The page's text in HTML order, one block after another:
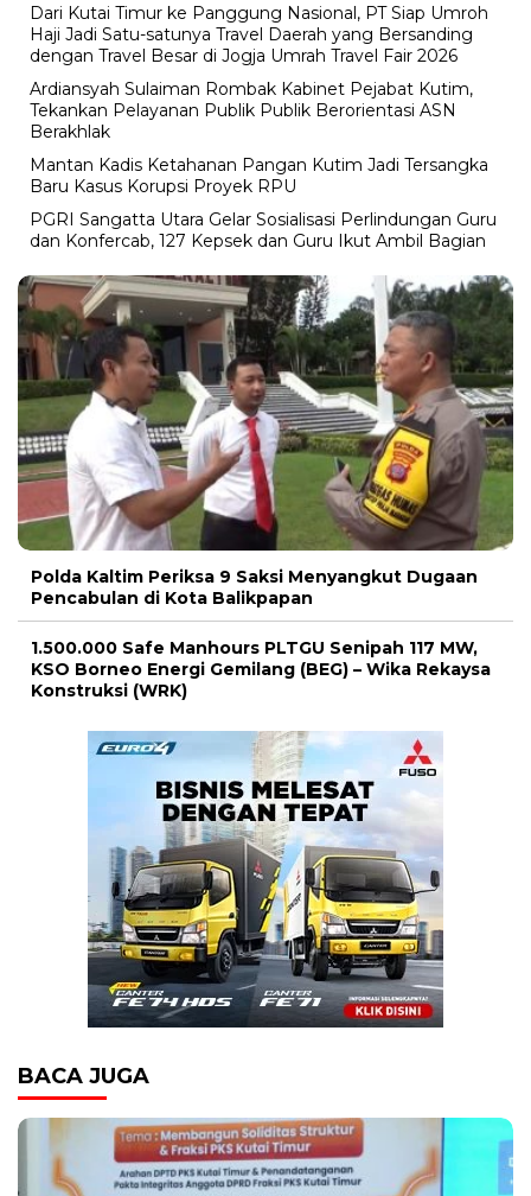
Dari Kutai Timur ke Panggung Nasional, PT Siap Umroh
Haji Jadi Satu-satunya Travel Daerah yang Bersanding
dengan Travel Besar di Jogja Umrah Travel Fair 2026
Ardiansyah Sulaiman Rombak Kabinet Pejabat Kutim,
Tekankan Pelayanan Publik Publik Berorientasi ASN
Berakhlak
Mantan Kadis Ketahanan Pangan Kutim Jadi Tersangka
Baru Kasus Korupsi Proyek RPU
PGRI Sangatta Utara Gelar Sosialisasi Perlindungan Guru
dan Konfercab, 127 Kepsek dan Guru Ikut Ambil Bagian
Polda Kaltim Periksa 9 Saksi Menyangkut Dugaan
Pencabulan di Kota Balikpapan
1.500.000 Safe Manhours PLTGU Senipah 117 MW,
KSO Borneo Energi Gemilang (BEG) – Wika Rekaysa
Konstruksi (WRK)
BACA JUGA